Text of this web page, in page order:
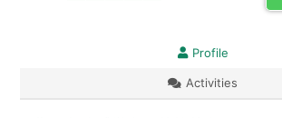
Profile
Activities